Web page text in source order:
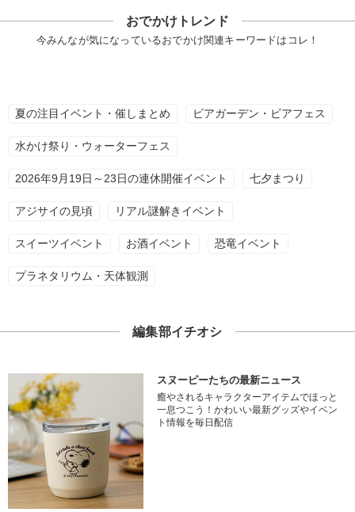
おでかけトレンド
今みんなが気になっているおでかけ関連キーワードはコレ！
夏の注目イベント・催しまとめ ビアガーデン・ビアフェス
水かけ祭り・ウォーターフェス
2026年9月19日～23日の連休開催イベント 七夕まつり
アジサイの見頃 リアル謎解きイベント
スイーツイベント お酒イベント 恐竜イベント
プラネタリウム・天体観測
編集部イチオシ
スヌーピーたちの最新ニュース
癒やされるキャラクターアイテムでほっと
一息つこう！かわいい最新グッズやイベン
ト情報を毎日配信